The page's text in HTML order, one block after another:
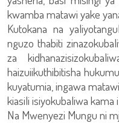
kwamba matawi yake
Kutokana na
nguzo thabiti
za
haizuiikuthibitisha
kuyatumia, ingawa
kiasili isiyokubaliwa kama
Na Mwenyezi Mungu ni